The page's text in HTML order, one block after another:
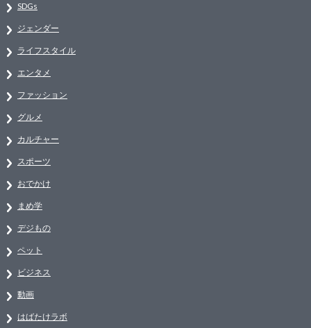
SDGs
ジェンダー
ライフスタイル
エンタメ
ファッション
グルメ
カルチャー
スポーツ
おでかけ
まめ学
デジもの
ペット
ビジネス
動画
はばたけラボ